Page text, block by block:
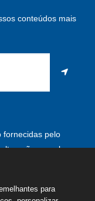
conteúdos mais
fornecidas pelo
a qualquer
para